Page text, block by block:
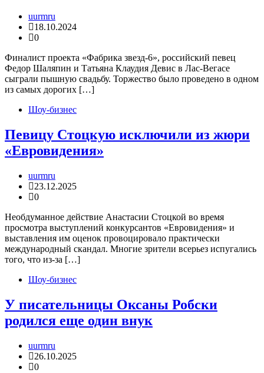
uurmru
18.10.2024
0
Финалист проекта «Фабрика звезд-6», российский певец
Федор Шаляпин и Татьяна Клаудия Девис в Лас-Вегасе
сыграли пышную свадьбу. Торжество было проведено в одном
из самых дорогих […]
Шоу-бизнес
Певицу Стоцкую исключили из жюри
«Евровидения»
uurmru
23.12.2025
0
Необдуманное действие Анастасии Стоцкой во время
просмотра выступлений конкурсантов «Евровидения» и
выставления им оценок провоцировало практически
международный скандал. Многие зрители всерьез испугались
того, что из-за […]
Шоу-бизнес
У писательницы Оксаны Робски
родился еще один внук
uurmru
26.10.2025
0